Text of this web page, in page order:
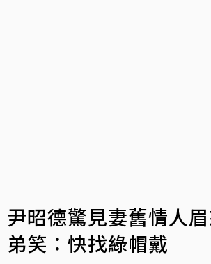
尹昭德驚見妻舊情人
弟笑：快找綠帽戴